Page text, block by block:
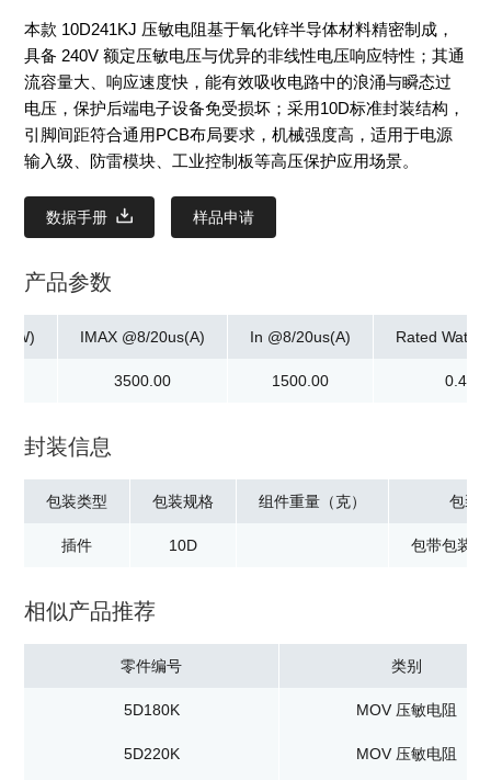
本款 10D241KJ 压敏电阻基于氧化锌半导体材料精密制成，
具备 240V 额定压敏电压与优异的非线性电压响应特性；其通
流容量大、响应速度快，能有效吸收电路中的浪涌与瞬态过
电压，保护后端电子设备免受损坏；采用10D标准封装结构，
引脚间距符合通用PCB布局要求，机械强度高，适用于电源
输入级、防雷模块、工业控制板等高压保护应用场景。
数据手册 样品申请
产品参数
IMAX @8/20us(A)
3500.00
In @8/20us(A)
1500.00
Rated
0.40
封装信息
包装类型
插件
包装规格
10D
组件重量（克） 包装
包带包装
相似产品推荐
零件编号 类别
5D180K MOV 压敏电阻
5D220K MOV 压敏电阻